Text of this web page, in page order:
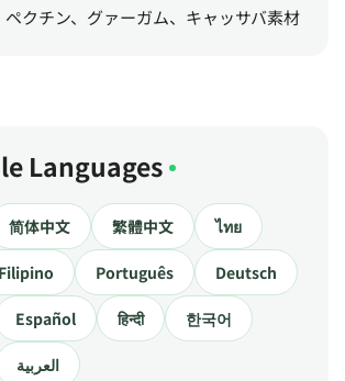
クチン、グァーガム、キャッサバ素材
Languages
简体中文 繁體中文 ไทย
Filipino Português Deutsch
Español हिन्दी 한국어
العربية